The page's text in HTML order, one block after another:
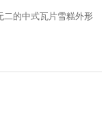
的中式瓦片雪糕外形